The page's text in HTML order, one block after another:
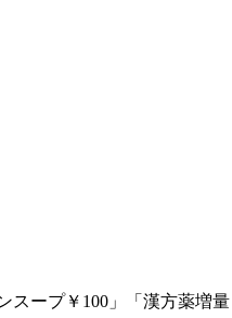
ープ￥100」「漢方薬増量